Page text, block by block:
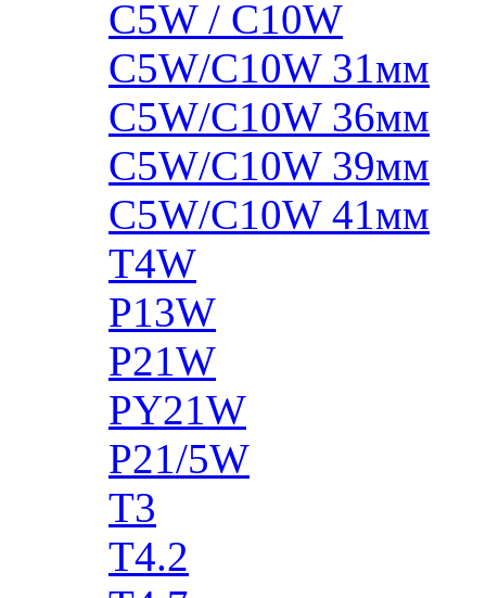
C5W / C10W
C5W/C10W 31мм
C5W/C10W 36мм
C5W/C10W 39мм
C5W/C10W 41мм
T4W
P13W
P21W
PY21W
P21/5W
T3
T4.2